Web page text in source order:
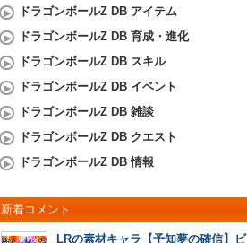
ドラゴンボールZ DB アイテム
ドラゴンボールZ DB 育成・進化
ドラゴンボールZ DB スキル
ドラゴンボールZ DB イベント
ドラゴンボールZ DB 雑談
ドラゴンボールZ DB クエスト
ドラゴンボールZ DB 情報
新着コメント
LRの素材キャラ【予知夢の確信】ビ